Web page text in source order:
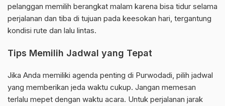
pelanggan memilih berangkat malam karena bisa tidur selama
perjalanan dan tiba di tujuan pada keesokan hari, tergantung
kondisi rute dan lalu lintas.
Tips Memilih Jadwal yang Tepat
Jika Anda memiliki agenda penting di Purwodadi, pilih jadwal
yang memberikan jeda waktu cukup. Jangan memesan
terlalu mepet dengan waktu acara. Untuk perjalanan jarak